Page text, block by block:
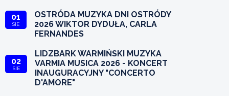
01
SIE
OSTRÓDA MUZYKA DNI OSTRÓDY
2026 WIKTOR DYDUŁA, CARLA
FERNANDES
02
SIE
LIDZBARK WARMIŃSKI MUZYKA
VARMIA MUSICA 2026 - KONCERT
INAUGURACYJNY "CONCERTO
D'AMORE"